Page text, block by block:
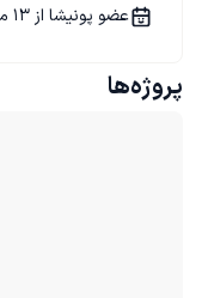
عضو پونیشا از 13 مهر 1404
پروژه‌ها